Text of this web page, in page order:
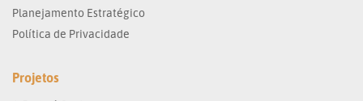
Planejamento Estratégico
Política de Privacidade
Projetos